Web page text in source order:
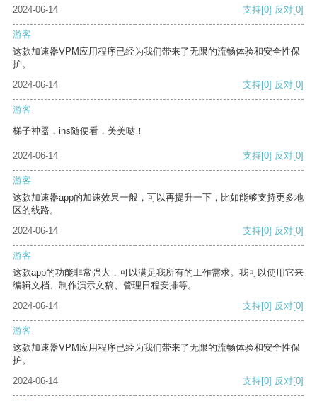
2024-06-14
支持[0] 反对[0]
游客
这款加速器VPM应用程序已经为我们带来了无限的流畅体验和安全性保
护。
2024-06-14
支持[0] 反对[0]
游客
梯子神器，ins随便看，美美哒！
2024-06-14 支持[0] 反对[0]
游客
这款加速器app的加速效果一般，可以再提升一下，比如能够支持更多地
区的线路。
2024-06-14
支持[0] 反对[0]
游客
这款app的功能非常强大，可以满足我所有的工作需求。我可以使用它来
编辑文档、制作演示文稿、管理日程安排等。
2024-06-14
支持[0] 反对[0]
游客
这款加速器VPM应用程序已经为我们带来了无限的流畅体验和安全性保
护。
2024-06-14
支持[0] 反对[0]